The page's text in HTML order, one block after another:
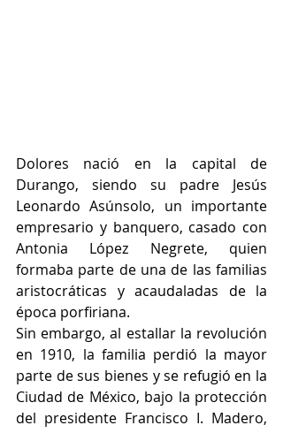
Dolores nació en la capital de
Durango, siendo su padre Jesús
Leonardo Asúnsolo, un importante
empresario y banquero, casado con
Antonia López Negrete, quien
formaba parte de una de las familias
aristocráticas y acaudaladas de la
época porfiriana.
Sin embargo, al estallar la revolución
en 1910, la familia perdió la mayor
parte de sus bienes y se refugió en la
Ciudad de México, bajo la protección
del presidente Francisco I. Madero,